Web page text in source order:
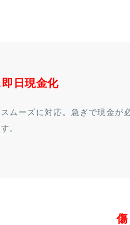
日現金化
ムーズに対応。急ぎで現金が
。